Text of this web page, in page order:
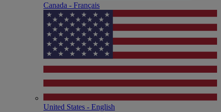
Canada - Français
United States - English